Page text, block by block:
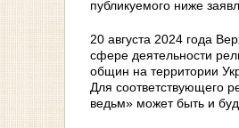
публикуемого ниже
20 августа 2024 года
сфере деятельности
общин на территории
Для соответствующего
ведьм» может быть и